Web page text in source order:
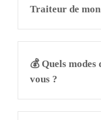
Traiteur de
💰 Quels modes
vous ?